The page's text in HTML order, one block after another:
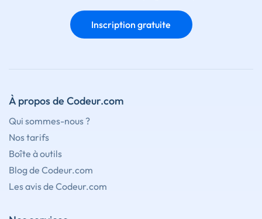
Inscription gratuite
À propos de Codeur.com
Qui sommes-nous ?
Nos tarifs
Boîte à outils
Blog de Codeur.com
Les avis de Codeur.com